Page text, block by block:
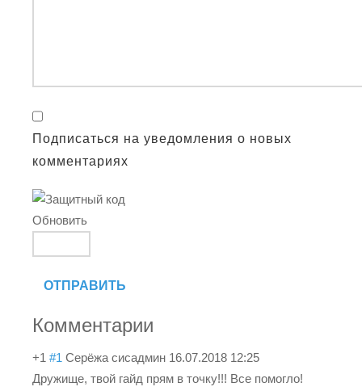
Подписаться на уведомления о новых
комментариях
Обновить
ОТПРАВИТЬ
Комментарии
+1 #1 Серёжа сисадмин 16.07.2018 12:25
Дружище, твой гайд прям в точку!!! Все помогло!